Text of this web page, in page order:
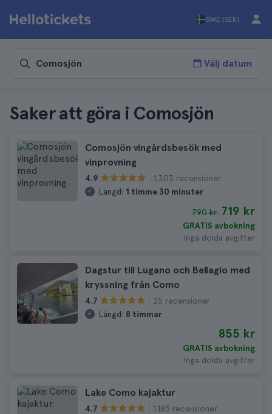
SWE (SEK)
Välj datum
Saker att göra i Comosjön
Comosjön vingårdsbesök med
vinprovning
4.9
1.303 recensioner
Längd: 1 timme 30 minuter
790 kr 719 kr
GRATIS avbokning
Inga dolda avgifter
Dagstur till Lugano och Bellagio med
kryssning från Como
4.7
25 recensioner
Längd: 8 timmar
855 kr
GRATIS avbokning
Inga dolda avgifter
Lake Como kajaktur
4.7
1.185 recensioner